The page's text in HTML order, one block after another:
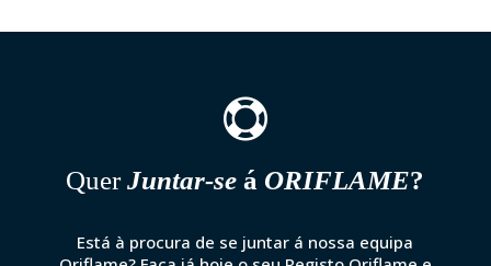

QuerJuntar-se á ORIFLAME?
Está à procura de se juntar á nossa equipa